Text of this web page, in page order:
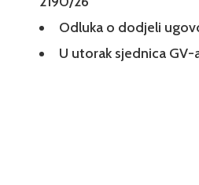
Odluka o dodjeli
U utorak sjednica GV-